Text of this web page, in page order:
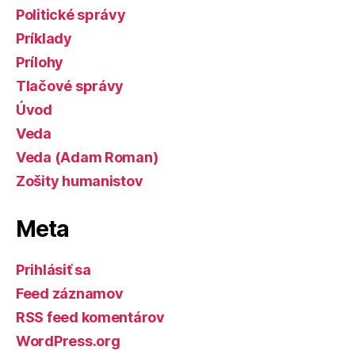
Politické správy
Príklady
Prílohy
Tlačové správy
Úvod
Veda
Veda (Adam Roman)
Zošity humanistov
Meta
Prihlásiť sa
Feed záznamov
RSS feed komentárov
WordPress.org